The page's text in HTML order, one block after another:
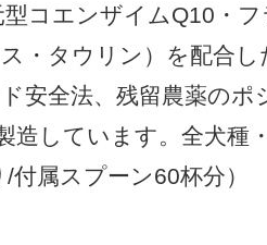
コエンザイムQ10・
・タウリン）を配合
安全法、残留農薬の
造しています。全犬
属スプーン60杯分）